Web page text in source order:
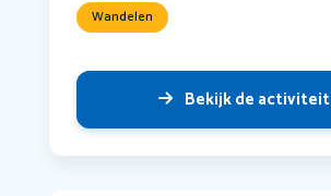
Wandelen
Bekijk de activiteit